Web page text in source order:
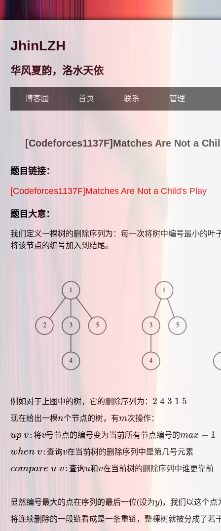
JhinLZH
华风夏韵，洛水天依
博客园 首页 联系 管理
[Codeforces1137F]Matches Are Not a
题目链接：
[Codeforces1137F]Matches Are Not a Child's Play
题目大意：
我们定义一棵树的删除序列为：每一次将树中编号最小的
将该节点的编号加入到结尾。
例如对于上图中的树，它的删除序列为： 2 4 3 1 5
2 4 3 1 5
现在给出一棵n
n个节点的树，有m
m 次操作：
up v
up v:将v
v号节点的编号变为当前所有节点编号的max + 1
max+ 1
when v
when v :查询v
v在当前树的删除序列中是第几号元素
compare u v
compare u v:查询u
u和v
v在当前树的删除序列中谁更靠前
显然编号最大的点在序列的最后一位(设为y
y)，我们以这个点
将连续删除的一段链看成是一条重链，整棵树就被分成了若